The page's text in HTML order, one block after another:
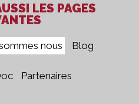
LES PAGES
nous Blog
Partenaires